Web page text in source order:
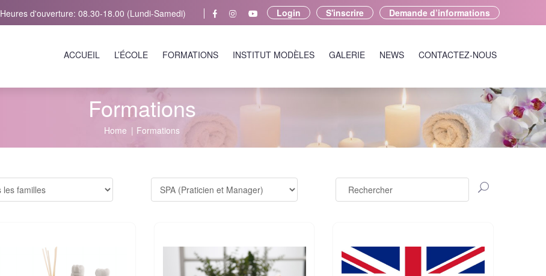
Heures d'ouverture: 08.30-18.00 (Lundi-Samedi) Demande d’informations
S'inscrire
Login
ACCUEIL L’ÉCOLE FORMATIONS INSTITUT MODÈLES GALERIE NEWS CONTACTEZ-NOUS
Formations
Home Formations